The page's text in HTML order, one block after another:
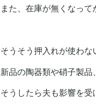
また、在庫が無くなっ
そうそう押入れが使わ
新品の陶器類や硝子製
そうしたら夫も影響を